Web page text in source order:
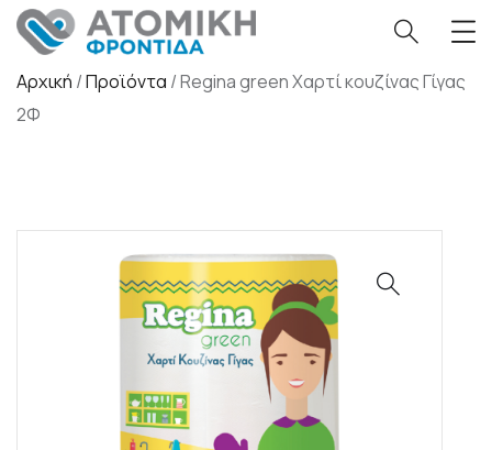
Αρχική /Προϊόντα /Regina green Χαρτί κουζίνας Γίγας
2Φ